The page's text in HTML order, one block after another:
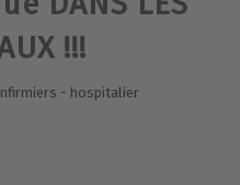
!!!
- hospitalier